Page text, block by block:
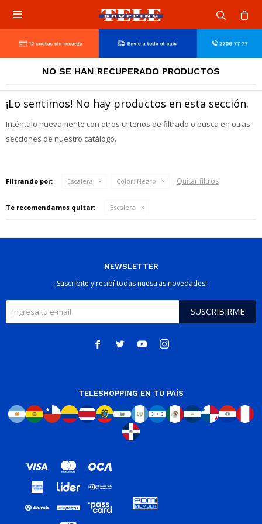

NO SE HAN RECUPERADO PRODUCTOS
¡Lo sentimos! No hay productos en esta sección.
Inténtalo nuevamente con otros criterios de filtrado o busca en otras
secciones de nuestro catálogo.
Filtrando por: Escalera Color: Negro Quitar filtros
Te recomendamos quitar: Escalera
NEWSLETTER
¡Suscribite y recibí todas nuestras novedades!
SUSCRIBIRME
   
TELESHOPPING EN TU PAÍS